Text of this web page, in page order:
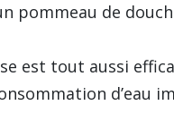
pommeau de
est tout aussi
d’eau